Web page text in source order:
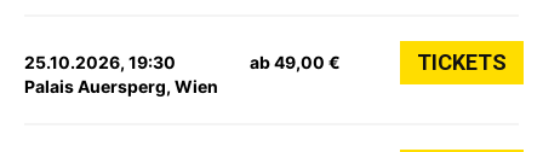
25.10.2026, 19:30
Palais Auersperg, Wien
ab 49,00 € TICKETS